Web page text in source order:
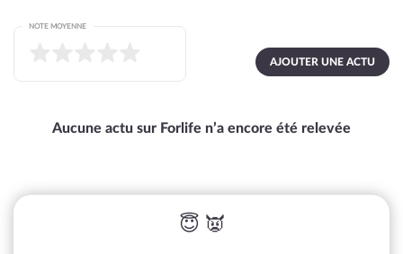
AJOUTER UNE ACTU
NOTE MOYENNE
Aucune actu sur Forlife n’a encore été relevée
😇 👿